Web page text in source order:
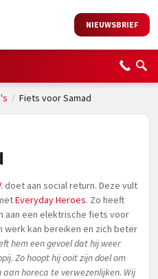
NIEUWSBRIEF
/ Fiets voor Samad
doet aan social return. Deze vult
Everyday Heroes. Zo heeft
aan een elektrische fiets voor
werk kan bereiken en zich beter
hem een gevoel dat hij weer
Zo hoopt hij ooit zijn doel om
horeca te verwezenlijken. Wij